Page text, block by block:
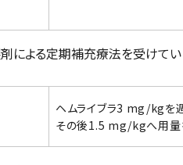
による定期補充療法を受けてい
ヘムライブラ3 mg/kgを
その後1.5 mg/kgへ用量